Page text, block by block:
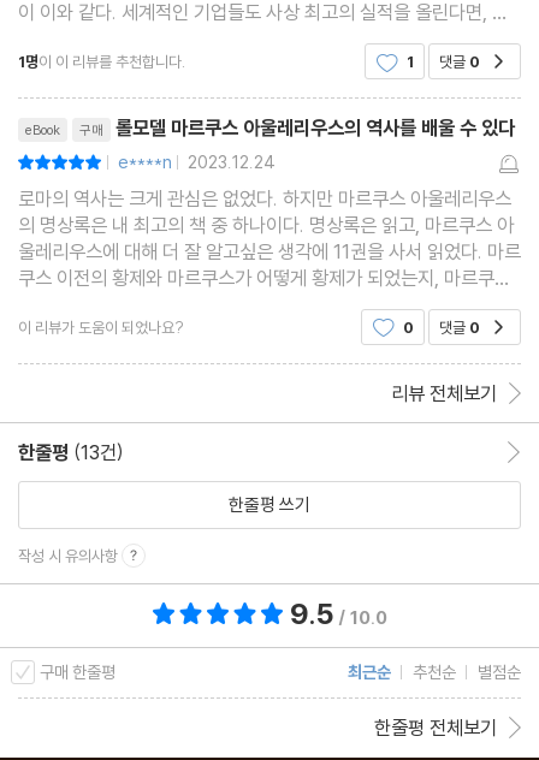
이 이와 같다. 세계적인 기업들도 사상 최고의 실적을 올린다면, 그
다음부터는 하락하는 일이 다반사다. 최고의 정점이 최악의 시작이
라니.. 이 어찌 아이러니한게 아닐지. 인간
1명이 이 리뷰를 추천합니다. 1 댓글 0
eBook 구매 롤모델 마르쿠스 아울레리우스의 역사를 배울 수 있다
| e****n | 2023.12.24
로마의 역사는 크게 관심은 없었다. 하지만 마르쿠스 아울레리우스
의 명상록은 내 최고의 책 중 하나이다. 명상록은 읽고, 마르쿠스 아
울레리우스에 대해 더 잘 알고싶은 생각에 11권을 사서 읽었다. 마르
쿠스 이전의 황제와 마르쿠스가 어떻게 황제가 되었는지, 마르쿠스
가 어떻게 나라를 다스렸는지, 그 시대의 역사와 마르쿠스의 역사를
읽을 수 있다 마르쿠스의 팬이라면 11권은
이 리뷰가 도움이 되었나요? 0 댓글 0
리뷰 전체보기
한줄평 (13건)
한줄평 쓰기
작성 시 유의사항
9.5 / 10.0
구매 한줄평 최근순 추천순 별점순
한줄평 전체보기